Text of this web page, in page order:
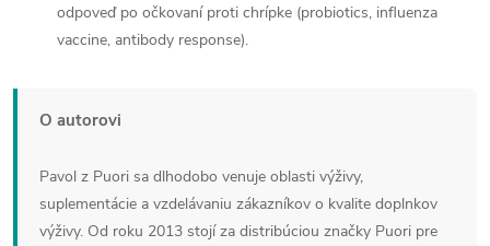
odpoveď po očkovaní proti chrípke (probiotics, influenza
vaccine, antibody response).
O autorovi
Pavol z Puori sa dlhodobo venuje oblasti výživy,
suplementácie a vzdelávaniu zákazníkov o kvalite doplnkov
výživy. Od roku 2013 stojí za distribúciou značky Puori pre